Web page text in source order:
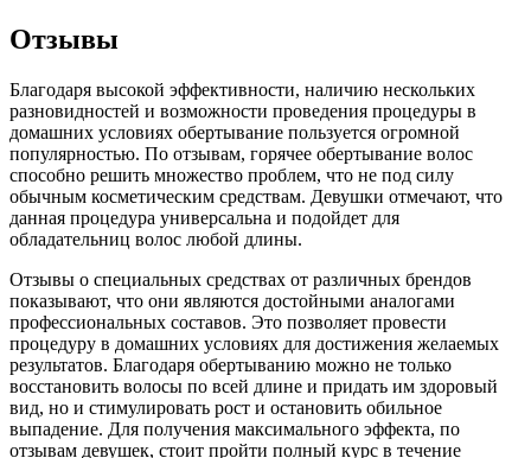
Отзывы
Благодаря высокой эффективности, наличию нескольких
разновидностей и возможности проведения процедуры в
домашних условиях обертывание пользуется огромной
популярностью. По отзывам, горячее обертывание волос
способно решить множество проблем, что не под силу
обычным косметическим средствам. Девушки отмечают, что
данная процедура универсальна и подойдет для
обладательниц волос любой длины.
Отзывы о специальных средствах от различных брендов
показывают, что они являются достойными аналогами
профессиональных составов. Это позволяет провести
процедуру в домашних условиях для достижения желаемых
результатов. Благодаря обертыванию можно не только
восстановить волосы по всей длине и придать им здоровый
вид, но и стимулировать рост и остановить обильное
выпадение. Для получения максимального эффекта, по
отзывам девушек, стоит пройти полный курс в течение